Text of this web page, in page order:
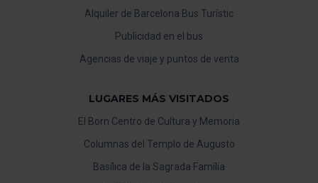
Alquiler de Barcelona Bus Turístic
Publicidad en el bus
Agencias de viaje y puntos de venta
LUGARES MÁS VISITADOS
El Born Centro de Cultura y Memoria
Columnas del Templo de Augusto
Basílica de la Sagrada Família